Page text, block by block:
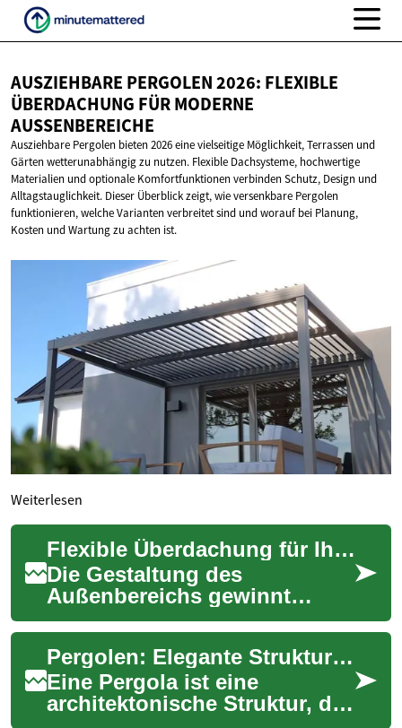
AUSZIEHBARE PERGOLEN 2026: FLEXIBLE
ÜBERDACHUNG FÜRMODERNE
AUSSENBEREICHE
Ausziehbare Pergolen bieten 2026 eine vielseitige Möglichkeit, Terrassen und
Gärten wetterunabhängig zu nutzen. Flexible Dachsysteme, hochwertige
Materialien und optionale Komfortfunktionen verbinden Schutz, Design und
Alltagstauglichkeit. Dieser Überblick zeigt, wie versenkbare Pergolen
funktionieren, welche Varianten verbreitet sind und worauf bei Planung,
Kosten und Wartung zu achten ist.
Weiterlesen
Flexible Überdachung für Ihren Außenbereich
Die Gestaltung des
Außenbereichs gewinnt
immer mehr an Bedeutung,
da Menschen ihre Gärten,
Terrassen und Balkone als ...Pergolen: Elegante Strukturen für Ihren Garten und Außenbereich
Eine Pergola ist eine
architektonische Struktur, die